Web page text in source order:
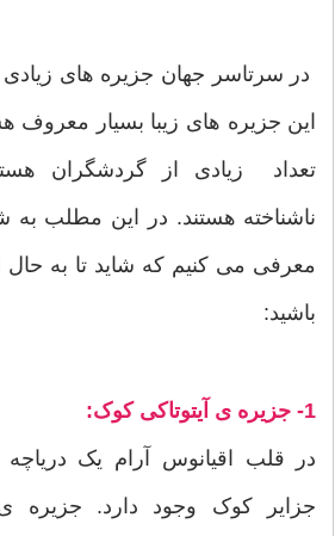
در سرتاسر جهان جزیره های زیادی
این جزیره های زیبا بسیار معروف
تعداد زیادی از گردشگران
معرفی می کنیم که شاید تا به حال
باشید:
1- جزیره ی آیتوتاکی کوک:
در قلب اقیانوس آرام یک
جزایر کوک وجود دارد. جزیره ی